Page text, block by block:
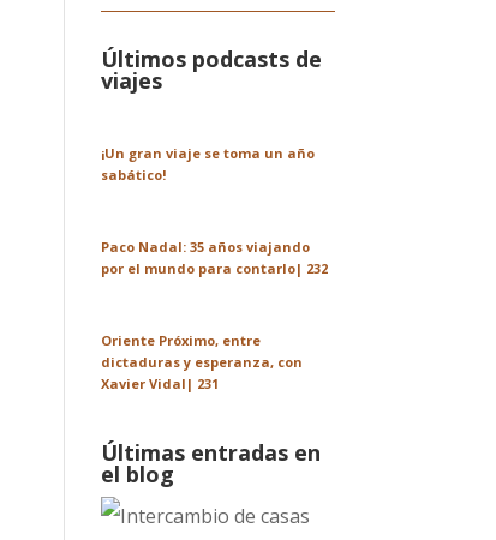
Últimos podcasts de
viajes
¡Un gran viaje se toma un año
sabático!
Paco Nadal: 35 años viajando
por el mundo para contarlo| 232
Oriente Próximo, entre
dictaduras y esperanza, con
Xavier Vidal| 231
Últimas entradas en
el blog